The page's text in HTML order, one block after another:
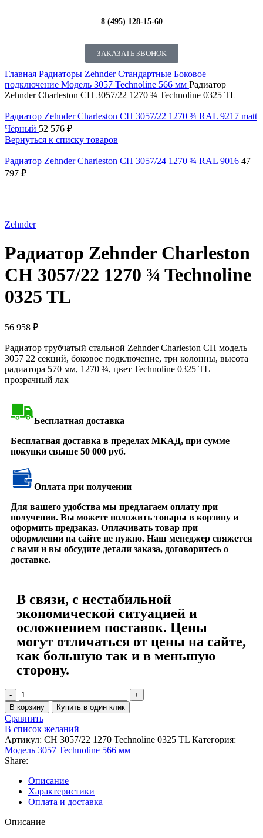
8 (495) 128-15-60
ЗАКАЗАТЬ ЗВОНОК
Главная Радиаторы ZehnderСтандартные Боковое
подключение Модель 3057 Technoline 566 мм Радиатор
Zehnder Charleston CH 3057/22 1270 ¾ Technoline 0325 TL
Радиатор Zehnder Charleston CH 3057/22 1270 ¾ RAL 9217 matt
Чёрный 52 576 ₽
Вернуться к списку товаров
Радиатор Zehnder Charleston CH 3057/24 1270 ¾ RAL 9016 47
797 ₽
Zehnder
Радиатор Zehnder Charleston
CH 3057/22 1270 ¾ Technoline
0325 TL
56 958 ₽
Радиатор трубчатый стальной Zehnder Charleston CH модель
3057 22 секций, боковое подключение, три колонны, высота
радиатора 570 мм, 1270 ¾, цвет Technoline 0325 TL
прозрачный лак
Бесплатная доставка
Бесплатная доставка в пределах МКАД, при сумме
покупки свыше 50 000 руб.
Оплата при получении
Для вашего удобства мы предлагаем оплату при
получении. Вы можете положить товары в корзину и
оформить предзаказ. Оплачивать товар при
оформлении на сайте не нужно. Наш менеджер свяжется
с вами и вы обсудите детали заказа, договоритесь о
доставке.
В связи, с нестабильной
экономической ситуацией и
осложнением поставок. Цены
могут отличаться от цены на сайте,
как большую так и в меньшую
сторону.
В корзину Купить в один клик
Сравнить
В список желаний
Артикул: CH 3057/22 1270 Technoline 0325 TL Категория:
Модель 3057 Technoline 566 мм
Share:
Описание
Характеристики
Оплата и доставка
Описание